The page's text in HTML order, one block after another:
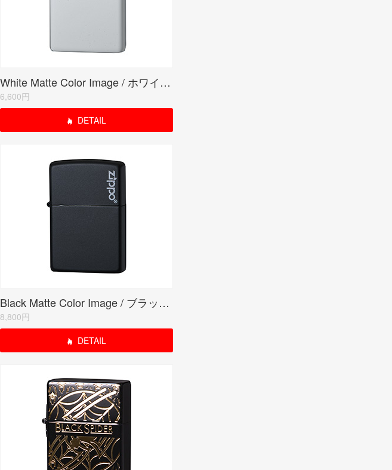
White Matte Color Image / ホワイトマット(ZIPPO LOGO)
6,600円
DETAIL
Black Matte Color Image / ブラックマット(ZIPPO LOGO)
8,800円
DETAIL